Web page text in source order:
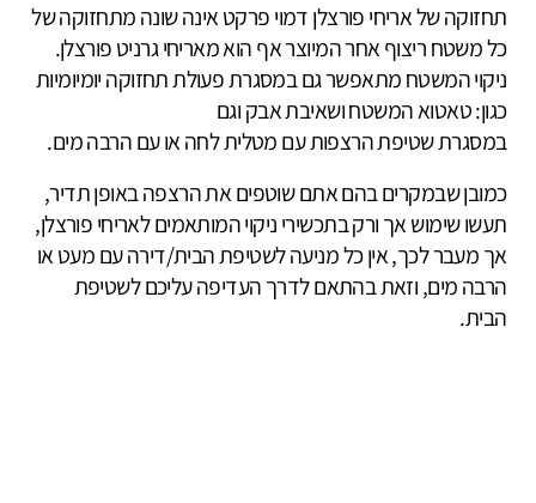
תחזוקה של אריחי פורצלן דמוי פרקט אינה שונה מתחזוקה של
כל משטח ריצוף אחר המיוצר אף הוא מאריחי גרניט פורצלן.
ניקוי המשטח מתאפשר גם במסגרת פעולת תחזוקה יומיומיות
כגון: טאטוא המשטח ושאיבת אבק וגם
במסגרת שטיפת הרצפות עם מטלית לחה או עם הרבה מים.
כמובן שבמקרים בהם אתם שוטפים את הרצפה באופן תדיר,
תעשו שימוש אך ורק בתכשירי ניקוי המותאמים לאריחי פורצלן,
אך מעבר לכך, אין כל מניעה לשטיפת הבית/דירה עם מעט או
הרבה מים, וזאת בהתאם לדרך העדיפה עליכם לשטיפת
הבית.